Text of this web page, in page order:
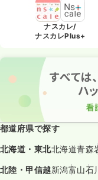
ナスカレ/
ナスカレPlus+
都道府県で探す
北海道・東北北海道青森
北陸・甲信越新潟富山石川